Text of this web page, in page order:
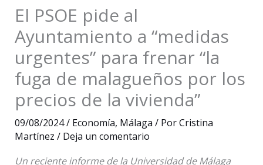
El PSOE pide al
Ayuntamiento a “medidas
urgentes” para frenar “la
fuga de malagueños por los
precios de la vivienda”
09/08/2024/ Economía, Málaga / PorCristina
Martínez / Deja un comentario
Un reciente informe de la Universidad de Málaga